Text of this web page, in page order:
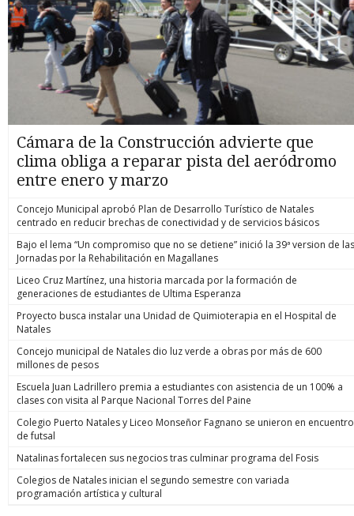
Cámara de la Construcción advierte que
clima obliga a reparar pista del aeródromo
entre enero y marzo
Concejo Municipal aprobó Plan de Desarrollo Turístico de Natales
centrado en reducir brechas de conectividad y de servicios básicos
Bajo el lema “Un compromiso que no se detiene” inició la 39ª version de las
Jornadas por la Rehabilitación en Magallanes
Liceo Cruz Martínez, una historia marcada por la formación de
generaciones de estudiantes de Ultima Esperanza
Proyecto busca instalar una Unidad de Quimioterapia en el Hospital de
Natales
Concejo municipal de Natales dio luz verde a obras por más de 600
millones de pesos
Escuela Juan Ladrillero premia a estudiantes con asistencia de un 100% a
clases con visita al Parque Nacional Torres del Paine
Colegio Puerto Natales y Liceo Monseñor Fagnano se unieron en encuentro
de futsal
Natalinas fortalecen sus negocios tras culminar programa del Fosis
Colegios de Natales inician el segundo semestre con variada
programación artística y cultural